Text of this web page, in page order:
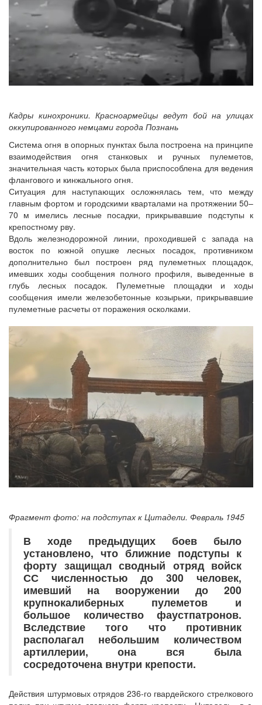
Кадры кинохроники. Красноармейцы ведут бой на улицах
оккупированного немцами города Познань
Система огня в опорных пунктах была построена на принципе
взаимодействия огня станковых и ручных пулеметов,
значительная часть которых была приспособлена для ведения
флангового и кинжального огня.
Ситуация для наступающих осложнялась тем, что между
главным фортом и городскими кварталами на протяжении 50–
70 м имелись лесные посадки, прикрывавшие подступы к
крепостному рву.
Вдоль железнодорожной линии, проходившей с запада на
восток по южной опушке лесных посадок, противником
дополнительно был построен ряд пулеметных площадок,
имевших ходы сообщения полного профиля, выведенные в
глубь лесных посадок. Пулеметные площадки и ходы
сообщения имели железобетонные козырьки, прикрывавшие
пулеметные расчеты от поражения осколками.
Фрагмент фото: на подступах к Цитадели. Февраль 1945
В ходе предыдущих боев было
установлено, что ближние подступы к
форту защищал сводный отряд войск
СС численностью до 300 человек,
имевший на вооружении до 200
крупнокалиберных пулеметов и
большое количество фаустпатронов.
Вследствие того что противник
располагал небольшим количеством
артиллерии, она вся была
сосредоточена внутри крепости.
Действия штурмовых отрядов 236-го гвардейского стрелкового